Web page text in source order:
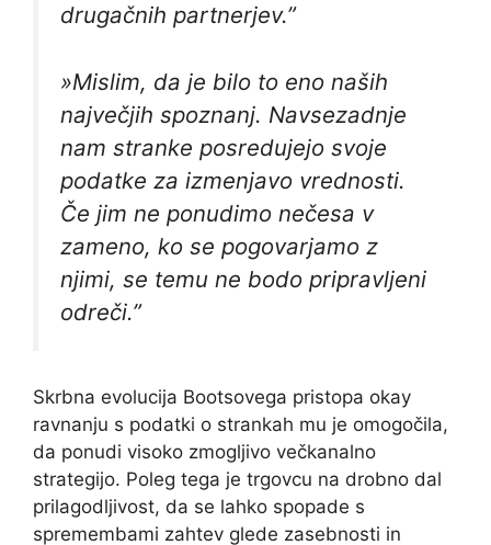
drugačnih partnerjev.”
»Mislim, da je bilo to eno naših
največjih spoznanj. Navsezadnje
nam stranke posredujejo svoje
podatke za izmenjavo vrednosti.
Če jim ne ponudimo nečesa v
zameno, ko se pogovarjamo z
njimi, se temu ne bodo pripravljeni
odreči.”
Skrbna evolucija Bootsovega pristopa okay
ravnanju s podatki o strankah mu je omogočila,
da ponudi visoko zmogljivo večkanalno
strategijo. Poleg tega je trgovcu na drobno dal
prilagodljivost, da se lahko spopade s
spremembami zahtev glede zasebnosti in